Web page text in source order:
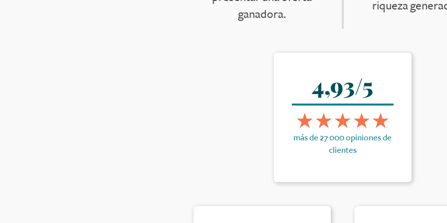
ganadora.
riqueza
4,93/5
más de 27 000 opiniones de
clientes